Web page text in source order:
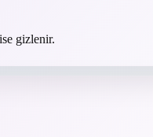
gizlenir.